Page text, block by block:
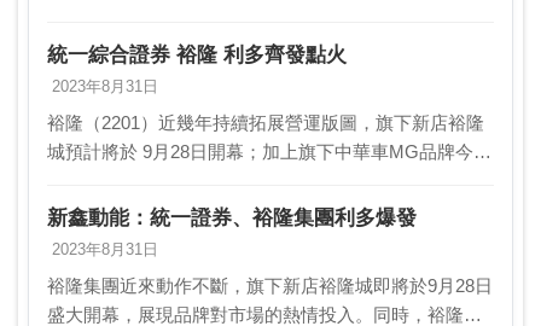
逾20％；裕融9月營收35.5億元，年…
統一綜合證券 裕隆 利多齊發點火
2023年8月31日
裕隆（2201）近幾年持續拓展營運版圖，旗下新店裕隆
城預計將於 9月28日開幕；加上旗下中華車MG品牌今年
車本業之外，集團也跨足新能源領域，旗 …
新鑫動能：統一證券、裕隆集團利多爆發
2023年8月31日
裕隆集團近來動作不斷，旗下新店裕隆城即將於9月28日
盛大開幕，展現品牌對市場的熱情投入。同時，裕隆旗